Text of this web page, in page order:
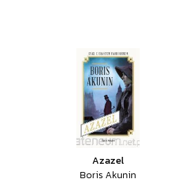
Azazel
Boris Akunin